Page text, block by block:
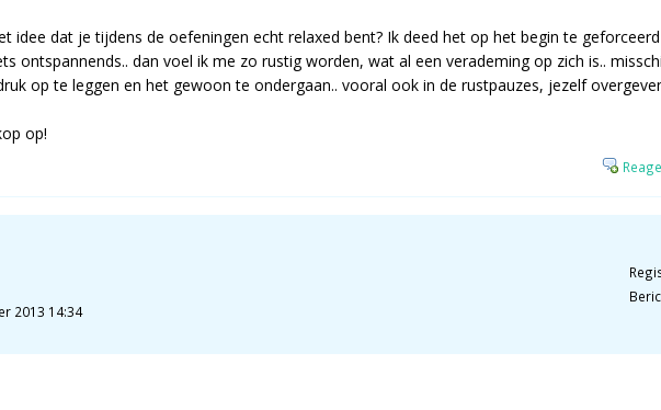
idee dat je tijdens de oefeningen echt relaxed bent? Ik deed het op het begin te
ontspannends.. dan voel ik me zo rustig worden, wat al een verademing op zich is..
op te leggen en het gewoon te ondergaan.. vooral ook in de rustpauzes, jezelf
op!
2013 14:34